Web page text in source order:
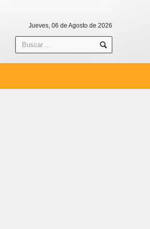
Jueves, 06 de Agosto de 2026